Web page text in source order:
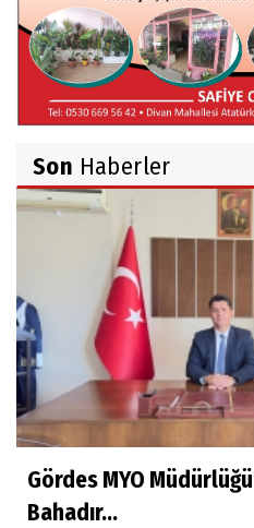
İsmail AYBEY
Belma Sebil'i
Ahmet İNCE
Beyaz Gömlekli
Prof.Dr.Ayşe
Adı Sanı Olmak
Eylül SEYHAN
Gezerken
Rastlamak
Son Haberler
Gördes MYO
Bahadır...